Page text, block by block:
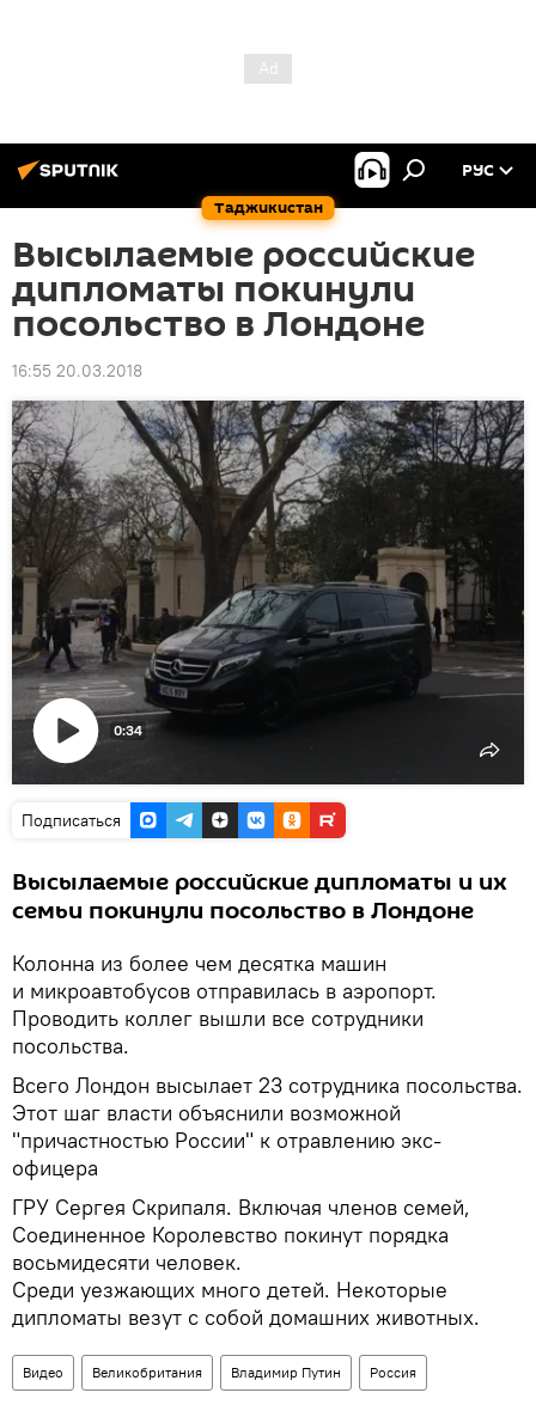
Таджикистан
РУС
Высылаемые российские
дипломаты покинули
посольство в Лондоне
16:55 20.03.2018
Воспроизвести
0:34
Подписаться
Высылаемые российские дипломаты и их
семьи покинули посольство в Лондоне
Колонна из более чем десятка машин
и микроавтобусов отправилась в аэропорт.
Проводить коллег вышли все сотрудники
посольства.
Всего Лондон высылает 23 сотрудника посольства.
Этот шаг власти объяснили возможной
"причастностью России" к отравлению экс-
офицера
ГРУ Сергея Скрипаля. Включая членов семей,
Соединенное Королевство покинут порядка
восьмидесяти человек.
Среди уезжающих много детей. Некоторые
дипломаты везут с собой домашних животных.
Видео Великобритания Владимир Путин Россия